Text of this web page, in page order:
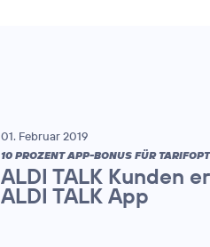
01. Februar 2019
10 PROZENT APP-BONUS FÜR
ALDI TALK Kunden
ALDI TALK App